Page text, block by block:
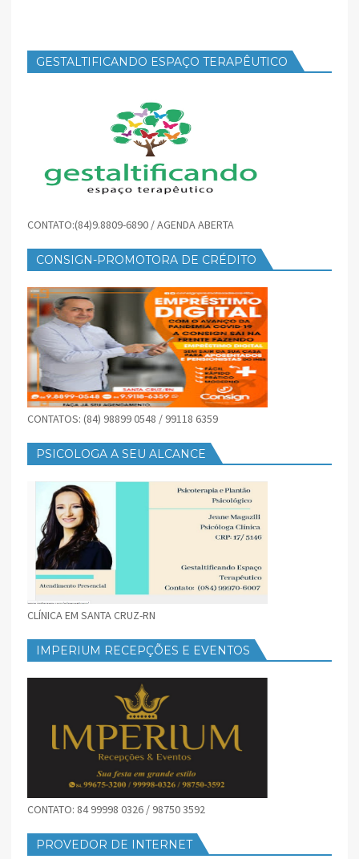
GESTALTIFICANDO ESPAÇO TERAPÊUTICO
CONTATO:(84)9.8809-6890 / AGENDA ABERTA
CONSIGN-PROMOTORA DE CRÉDITO
CONTATOS: (84) 98899 0548 / 99118 6359
PSICOLOGA A SEU ALCANCE
CLÍNICA EM SANTA CRUZ-RN
IMPERIUM RECEPÇÕES E EVENTOS
CONTATO: 84 99998 0326 / 98750 3592
PROVEDOR DE INTERNET